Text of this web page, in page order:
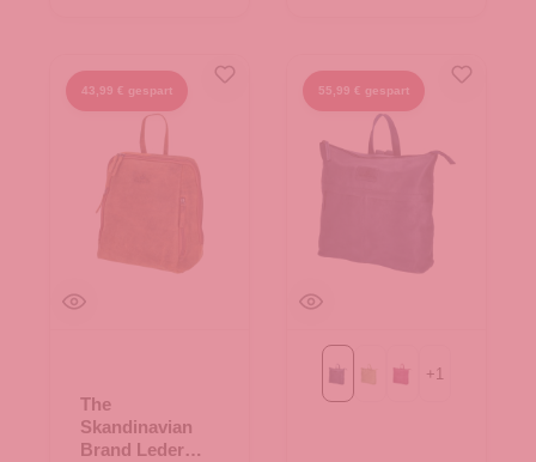
43,99 € gespart
The
Skandinavian
Brand Leder
55,99 € gespart
Blue GreenPurple
+ 1